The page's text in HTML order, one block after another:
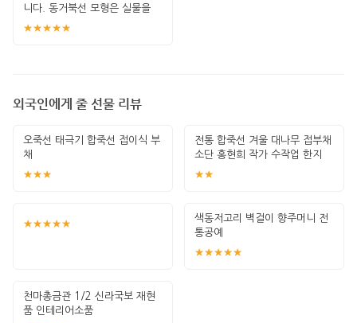
니다. 동거북선 모형은 실물을
받아보자마자 &
★★★★★
외국인에게 줄 선물 리뷰
오죽선 태극기 합죽선 접이식 부
채
★★★
전통 합죽선 겨울 대나무 접부채
소단 홍현희 작가 수작업 한지
그림 고급
★★
★★★★★
색동저고리 벽걸이 향주머니 전
통공예
★★★★★
천마총금관 1/2 신라국보 재현
품 인테리어소품